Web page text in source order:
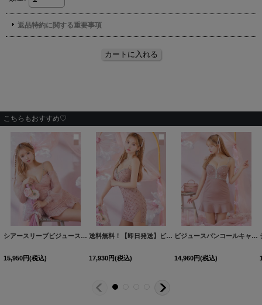
こちらもおすすめ♡
[ BF5407YNdzwv-250214-1]
ビジュースパンコールキャミマーメイドミニドレス/キャバドレス【XS-Mサイズ/1カラー】[OF03] 【YN】dzw [
ショルダーリボンギャザーセットアップドレス/キャバドレス【XS-Lサイズ/1カラー】[OF03] 【YN】dzwe
11,880円
肩紐リボン/オフショル/フリル/ウエストビジュー/ミニドレス/キャバドレス【XS-Lサイズ/1カラー】[OF01] 【SB】dzw
10,890円 12,980円